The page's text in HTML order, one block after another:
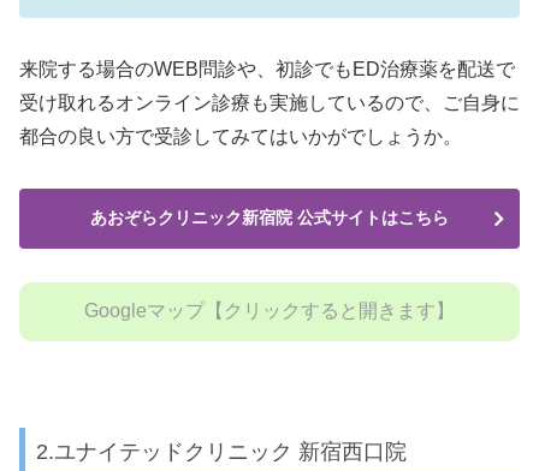
来院する場合のWEB問診や、初診でもED治療薬を配送で
受け取れるオンライン診療も実施しているので、ご自身に
都合の良い方で受診してみてはいかがでしょうか。
あおぞらクリニック新宿院 公式サイトはこちら
Googleマップ【クリックすると開きます】
2.ユナイテッドクリニック 新宿西口院